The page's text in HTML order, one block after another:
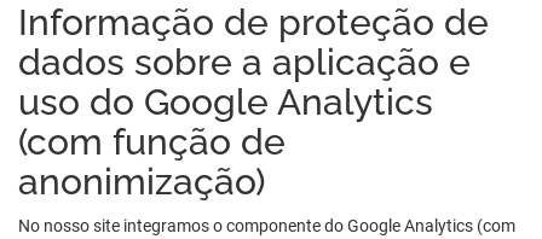
Informação de proteção de
dados sobre a aplicação e
uso do Google Analytics
(com função de
anonimização)
No nosso site integramos o componente do Google Analytics (com